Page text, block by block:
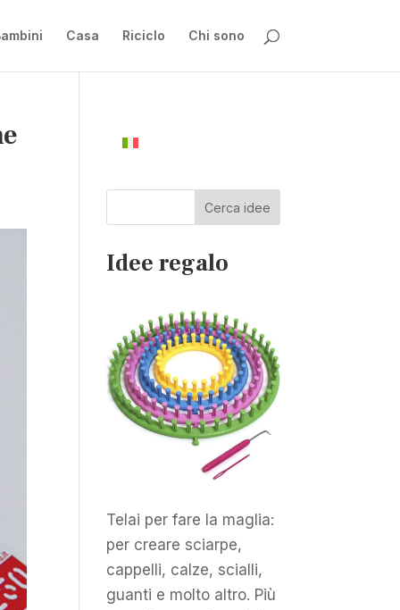
Casa Riciclo Chi sono
Cerca idee
Idee regalo
Telai per fare la maglia:
per creare sciarpe,
cappelli, calze, scialli,
guanti e molto altro. Più